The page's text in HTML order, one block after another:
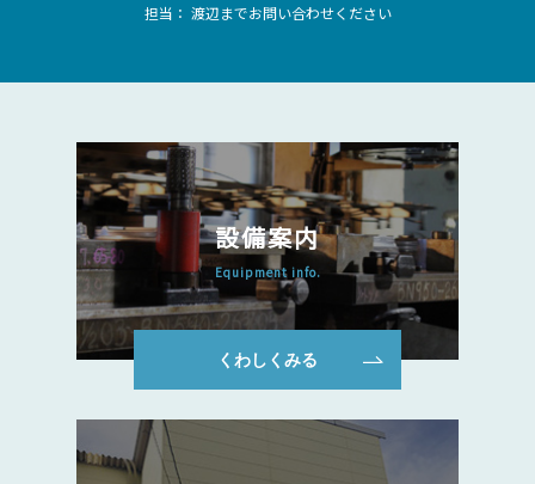
担当： 渡辺までお問い合わせください
設備案内
Equipment info.
くわしくみる